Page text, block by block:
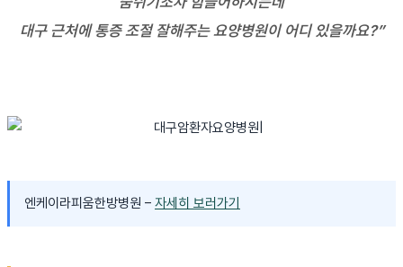
대구 근처에 통증 조절 잘해주는 요양병원이 어디 있을까요?”
엔케이라피움한방병원 – 자세히 보러가기